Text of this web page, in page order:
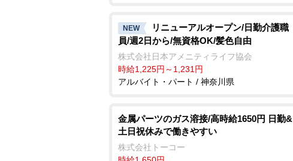
NEW
リニューアルオープン/日勤介護職
員/週2日から/無資格OK/髪色自由
株式会社日本アメニティライフ協会
時給1,225円～1,231円
アルバイト・パート / 神奈川県
金属パーツのガス溶接/高時給1650円 日勤&
土日祝休みで働きやすい
株式会社トーコー